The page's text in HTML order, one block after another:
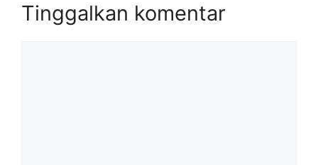
Tinggalkan komentar